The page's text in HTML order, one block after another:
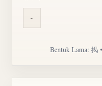
-
Bentuk Lama: 揭